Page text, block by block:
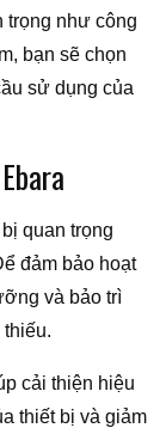
trọng như công
bạn sẽ chọn
sử dụng của
quan trọng
đảm bảo hoạt
và bảo trì
cải thiện hiệu
thiết bị và giảm